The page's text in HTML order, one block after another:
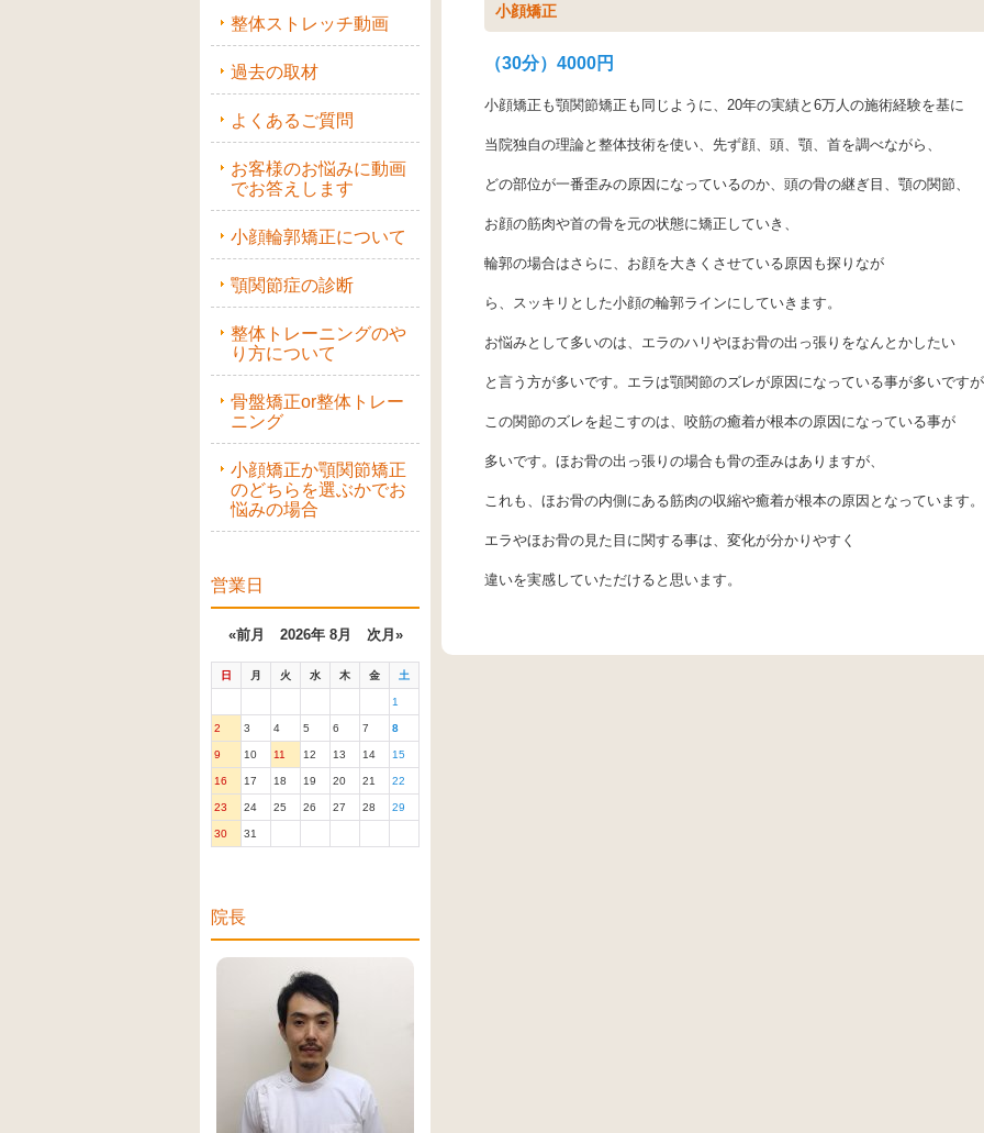
整体ストレッチ動画
過去の取材
よくあるご質問
お客様のお悩みに動画
でお答えします
小顔輪郭矯正について
顎関節症の診断
整体トレーニングのや
り方について
骨盤矯正or整体トレー
ニング
小顔矯正か顎関節矯正
のどちらを選ぶかでお
悩みの場合
営業日
«前月 2026年 8月 次月»
日 月 火 水 木 金 土
1
2 3 4 5 6 7 8
9 10 11 12 13 14 15
16 17 18 19 20 21 22
23 24 25 26 27 28 29
30 31
院長
小顔矯正
（30分）4000円
小顔矯正も顎関節矯正も同じように、20年の実績と6万人の施術経験を基に
当院独自の理論と整体技術を使い、先ず顔、頭、顎、首を調べながら、
どの部位が一番歪みの原因になっているのか、頭の骨の継ぎ目、顎の関節、
お顔の筋肉や首の骨を元の状態に矯正していき、
輪郭の場合はさらに、お顔を大きくさせている原因も探りなが
ら、スッキリとした小顔の輪郭ラインにしていきます。
お悩みとして多いのは、エラのハリやほお骨の出っ張りをなんとかしたい
と言う方が多いです。エラは顎関節のズレが原因になっている事が多いです
この関節のズレを起こすのは、咬筋の癒着が根本の原因になっている事が
多いです。ほお骨の出っ張りの場合も骨の歪みはありますが、
これも、ほお骨の内側にある筋肉の収縮や癒着が根本の原因となっています。
エラやほお骨の見た目に関する事は、変化が分かりやすく
違いを実感していただけると思います。